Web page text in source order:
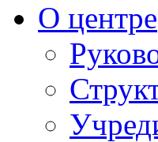
О центре